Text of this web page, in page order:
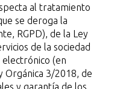
al tratamiento
se deroga la
RGPD), de la Ley
de la sociedad
(en
Orgánica 3/2018, de
y garantía de los